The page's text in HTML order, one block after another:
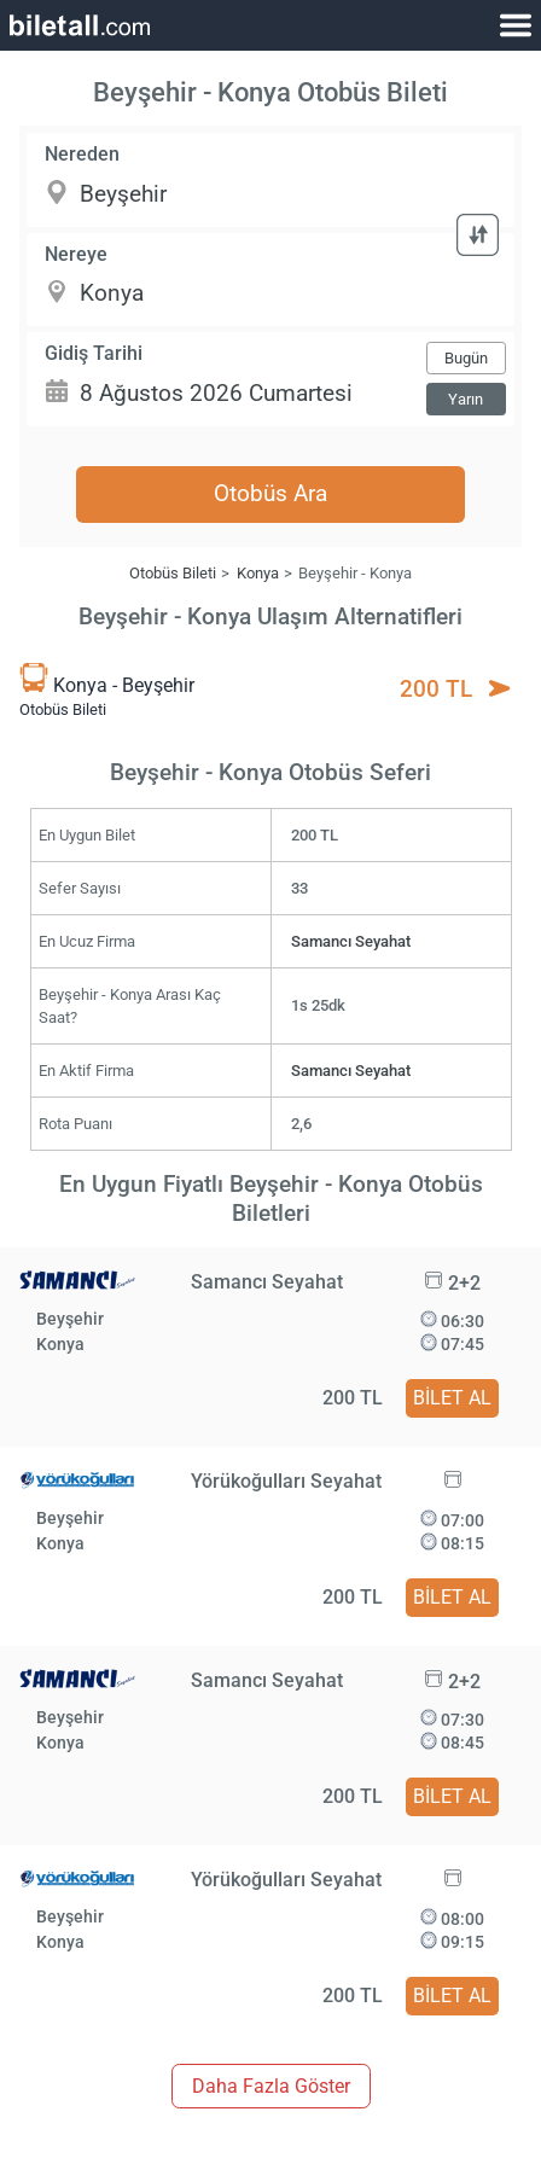
Beyşehir - Konya Otobüs Bileti
Nereden
Nereye
Gidiş Tarihi Bugün
Yarın
Otobüs Ara
Otobüs Bileti Konya Beyşehir - Konya
Beyşehir - Konya Ulaşım Alternatifleri
Konya - Beyşehir
Otobüs Bileti
200 TL
Beyşehir - Konya Otobüs Seferi
En Uygun Bilet 200 TL
Sefer Sayısı 33
En Ucuz Firma Samancı Seyahat
Beyşehir - Konya Arası Kaç
Saat?
1s 25dk
En Aktif Firma Samancı Seyahat
Rota Puanı 2,6
En Uygun Fiyatlı Beyşehir - Konya Otobüs
Biletleri
Samancı Seyahat 2+2
Beyşehir
Konya
06:30
07:45
200 TL BİLET AL
Yörükoğulları Seyahat
Beyşehir
Konya
07:00
08:15
200 TL BİLET AL
Samancı Seyahat 2+2
Beyşehir
Konya
07:30
08:45
200 TL BİLET AL
Yörükoğulları Seyahat
Beyşehir
Konya
08:00
09:15
200 TL BİLET AL
Daha Fazla Göster